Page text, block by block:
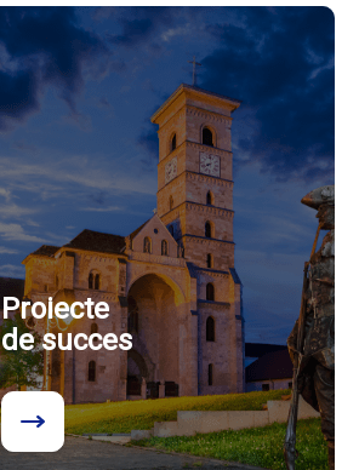
Proiecte
de succes